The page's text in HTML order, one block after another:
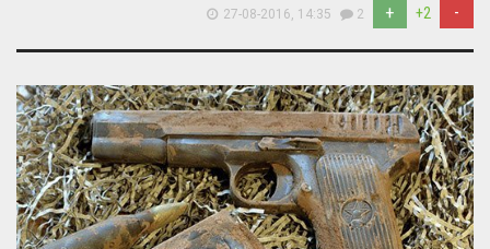
27-08-2016, 14:35
2 + +2 -